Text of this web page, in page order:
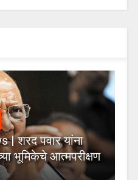
शरद पवार यांना
भूमिकेचे आत्मपरीक्षण